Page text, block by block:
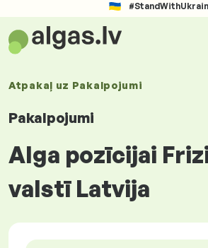
Atpakaļ uz Pakalpojumi
Pakalpojumi
Alga pozīcijai
valstī Latvija